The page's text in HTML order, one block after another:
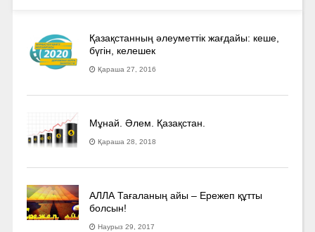
Қазақстанның әлеуметтік жағдайы: кеше,
бүгін, келешек
Қараша 27, 2016
Мұнай. Әлем. Қазақстан.
Қараша 28, 2018
АЛЛА Тағаланың айы – Ережеп құтты
болсын!
Наурыз 29, 2017